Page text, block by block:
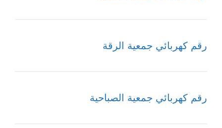
رقم كهربائي جمعية الرقة
رقم كهربائي جمعية الصباحية